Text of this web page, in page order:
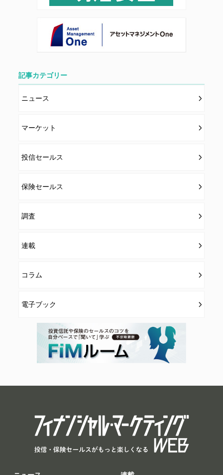
止を行う場合があります。 会員への事前通知、承諾な
しに本サイトのサービス内容を変更する場合がありま
当社は、会員の個人情報を別途オンライン上に掲示する
記事カテゴリー
ニュース
マーケット
投信セールス
保険セールス
調査
連載
コラム
電子ブック